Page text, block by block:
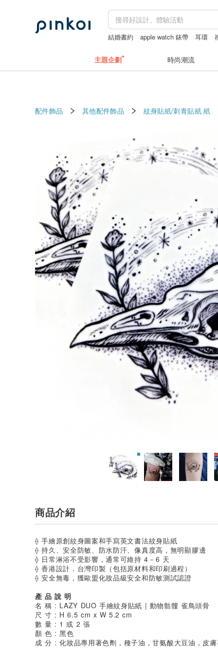
結婚書約 apple watch 錶帶 耳環
主題企劃 時尚潮流
配件飾品 其他配件飾品 紋身貼紙/刺青貼紙 紙
商品介紹
⟠ 手繪原創紋身圖案和手寫英文書法紋身貼紙
⟠ 持久、安全防敏、防水防汗、像真度高，無明顯膠邊
⟠ 日常淋浴不受影響，通常可維持 4－6 天
⟠ 香港設計．台灣印製（包括原材料和印刷過程）
⟠ 安全無毒，獲歐盟化妝品級安全和防敏測試認證
產 品 說 明
名 稱 : LAZY DUO 手繪紋身貼紙 | 動物骷髏 雀鳥頭骨
尺 寸 : H 6.5 cm x W 5.2 cm
數 量 : 1 或 2 張
顏 色 : 黑色
成 分 : 化妝品專用著色劑，種子油，甘氨酸大豆油，皮